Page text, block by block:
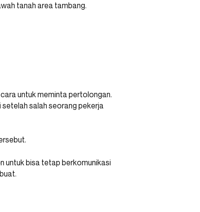
tanah area tambang.
untuk meminta pertolongan.
salah seorang pekerja
untuk bisa tetap berkomunikasi